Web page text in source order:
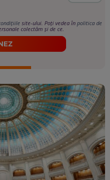
site-ului. Poți vedea în politica de
colectăm și de ce.